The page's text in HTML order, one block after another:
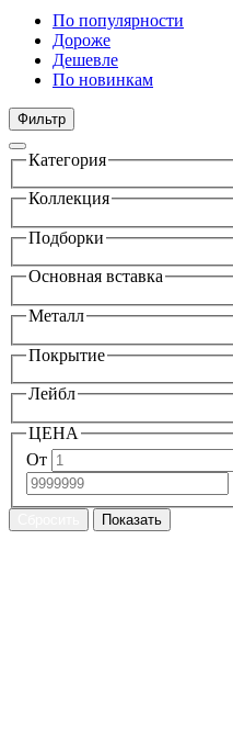
По популярности
Дороже
Дешевле
По новинкам
Фильтр
Категория
Коллекция
Подборки
Основная вставка
Металл
Покрытие
Лейбл
ЦЕНА
От